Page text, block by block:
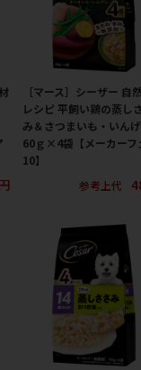
［マース］シーザー 自
レシピ 平飼い鶏の蒸し
み＆さつまいも・いん
60ｇ×4袋【メーカーフ
10】
参考上代